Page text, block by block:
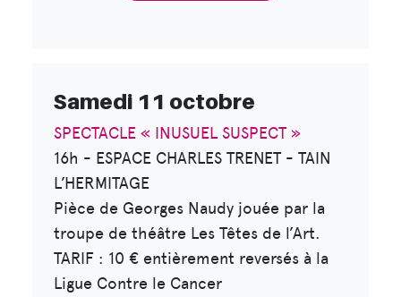
Samedi 11 octobre
SPECTACLE « INUSUEL SUSPECT »
16h - ESPACE CHARLES TRENET - TAIN
L’HERMITAGE
Pièce de Georges Naudy jouée par la
troupe de théâtre Les Têtes de l’Art.
TARIF : 10 € entièrement reversés à la
Ligue Contre le Cancer